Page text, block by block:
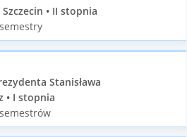
• II stopnia
Stanisława
• I stopnia